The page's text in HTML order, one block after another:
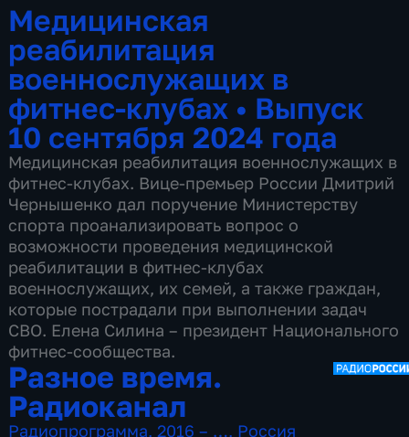
Медицинская
реабилитация
военнослужащих в
фитнес-клубах • Выпуск
10 сентября 2024 года
Медицинская реабилитация военнослужащих в
фитнес-клубах. Вице-премьер России Дмитрий
Чернышенко дал поручение Министерству
спорта проанализировать вопрос о
возможности проведения медицинской
реабилитации в фитнес-клубах
военнослужащих, их семей, а также граждан,
которые пострадали при выполнении задач
СВО. Елена Силина – президент Национального
фитнес-сообщества.
Разное время.
Радиоканал
Радиопрограмма,2016 – …, Россия